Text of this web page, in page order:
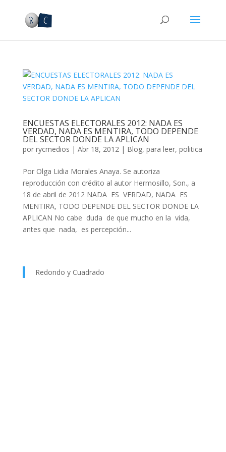
ENCUESTAS ELECTORALES 2012: NADA ES
VERDAD, NADA ES MENTIRA, TODO DEPENDE
DEL SECTOR DONDE LA APLICAN
por rycmedios | Abr 18, 2012| Blog, para leer, politica
Por Olga Lidia Morales Anaya. Se autoriza
reproducción con crédito al autor Hermosillo, Son., a
18 de abril de 2012 NADA ES VERDAD, NADA ES
MENTIRA, TODO DEPENDE DEL SECTOR DONDE LA
APLICAN No cabe duda de que mucho en la vida,
antes que nada, es percepción...
Redondo y Cuadrado